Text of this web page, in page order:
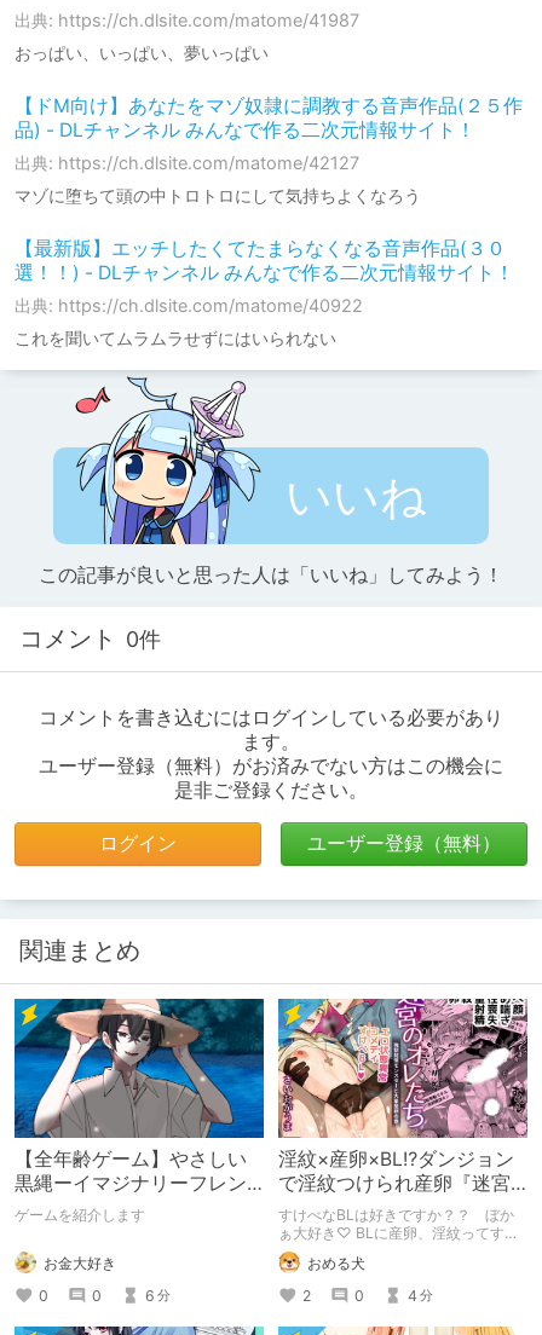
出典: https://ch.dlsite.com/matome/41987
おっぱい、いっぱい、夢いっぱい
【ドM向け】あなたをマゾ奴隷に調教する音声作品(２５作
品) - DLチャンネル みんなで作る二次元情報サイト！
出典: https://ch.dlsite.com/matome/42127
マゾに堕ちて頭の中トロトロにして気持ちよくなろう
【最新版】エッチしたくてたまらなくなる音声作品(３０
選！！) - DLチャンネル みんなで作る二次元情報サイト！
出典: https://ch.dlsite.com/matome/40922
これを聞いてムラムラせずにはいられない
いいね
この記事が良いと思った人は「いいね」してみよう！
コメント 0件
コメントを書き込むにはログインしている必要があり
ます。
ユーザー登録（無料）がお済みでない方はこの機会に
是非ご登録ください。
ログイン ユーザー登録（無料）
関連まとめ
【全年齢ゲーム】やさしい
黒縄ーイマジナリーフレン
ドの「彼」と過ごすおぼん
ゲームを紹介します
お金大好き
0
0 6 分
淫紋×産卵×BL⁉ダンジョン
で淫紋つけられ産卵『迷宮
のオレたち～強○発情モンス
ターと大量産卵の巻～』
すけべなBLは好きですか？？ ぼか
ぁ大好き♡ BLに産卵、淫紋ってすけ
べなBLを読みたい人の性癖に突き刺
さりまくるのでは？ そんなBLが読み
たい方におすすめの『迷宮のオレたち
～強○発情モンスターと大量産卵の巻
～』の感想です。
おめる犬
2
0 4 分